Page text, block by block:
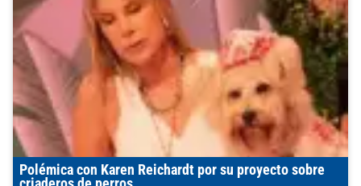
Polémica con Karen Reichardt por su proyecto sobre